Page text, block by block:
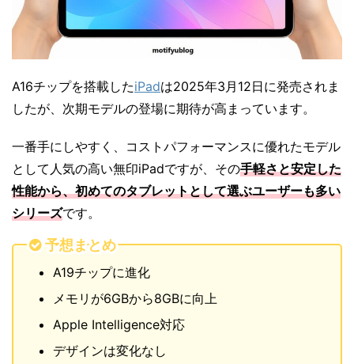
A16チップを搭載したiPadは2025年3月12日に発売されま
したが、次期モデルの登場に期待が高まっています。
一番手にしやすく、コストパフォーマンスに優れたモデル
として人気の高い無印iPadですが、その手軽さと安定した
性能から、初めてのタブレットとして選ぶユーザーも多い
シリーズです。
予想まとめ
A19チップに進化
メモリが6GBから8GBに向上
Apple Intelligence対応
デザインは変化なし